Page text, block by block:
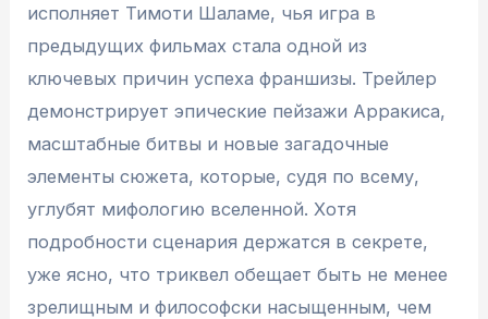
исполняет Тимоти Шаламе, чья игра в
предыдущих фильмах стала одной из
ключевых причин успеха франшизы. Трейлер
демонстрирует эпические пейзажи Арракиса,
масштабные битвы и новые загадочные
элементы сюжета, которые, судя по всему,
углубят мифологию вселенной. Хотя
подробности сценария держатся в секрете,
уже ясно, что триквел обещает быть не менее
зрелищным и философски насыщенным, чем